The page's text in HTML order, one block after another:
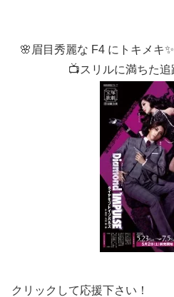
🌸眉目秀麗な F4 にトキメキ✨
📺スリルに満ちた
クリックして応援下さい！